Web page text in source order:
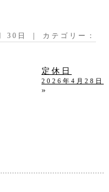
30日 ｜ カテゴリー：
定休日
2026年4月28日
»